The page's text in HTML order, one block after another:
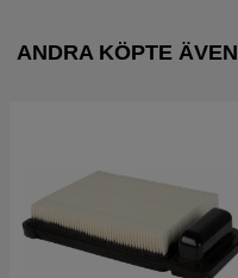
ANDRA KÖPTE ÄVEN